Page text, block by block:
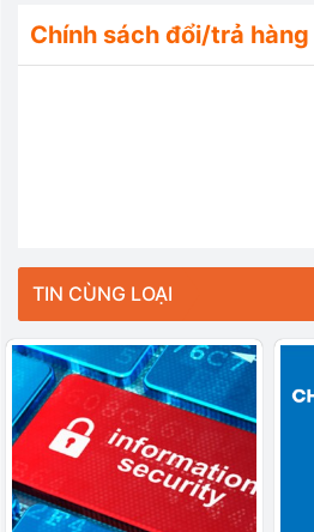
Chính sách đổi/trả
TIN CÙNG LOẠI